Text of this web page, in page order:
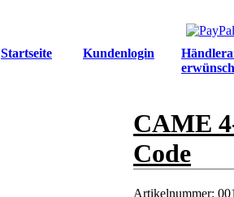
Startseite Kundenlogin
CAME
Code
Artikelnummer: